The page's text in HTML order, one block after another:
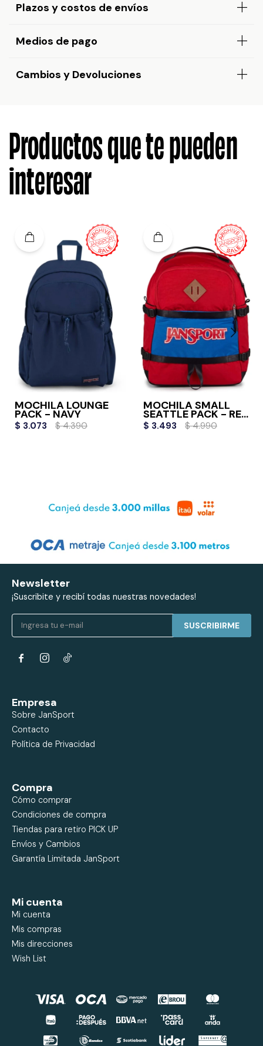
Plazos y costos de envíos
Medios de pago
Cambios y Devoluciones
Productos que te pueden
interesar
MOCHILA LOUNGE
PACK - NAVY
$ 3.073 $ 4.390
MOCHILA SMALL
SEATTLE PACK - RED
TAPE
$ 3.493 $ 4.990
Newsletter
¡Suscribite y recibí todas nuestras novedades!
SUSCRIBIRME
 
Empresa
Sobre JanSport
Contacto
Política de Privacidad
Compra
Cómo comprar
Condiciones de compra
Tiendas para retiro PICK UP
Envíos y Cambios
Garantía Limitada JanSport
Mi cuenta
Mi cuenta
Mis compras
Mis direcciones
Wish List